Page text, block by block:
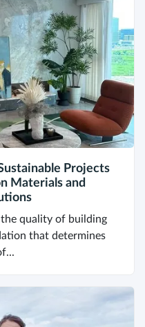
Projects
Materials and
quality of building
that determines